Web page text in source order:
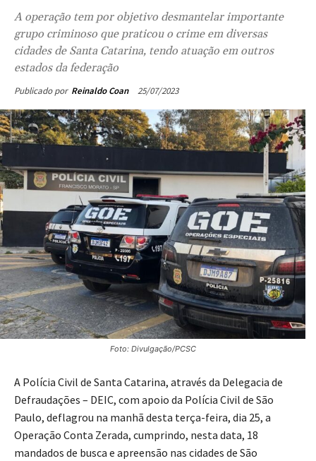
A operação tem por objetivo desmantelar importante
grupo criminoso que praticou o crime em diversas
cidades de Santa Catarina, tendo atuação em outros
estados da federação
Publicado por Reinaldo Coan 25/07/2023
Foto: Divulgação/PCSC
A Polícia Civil de Santa Catarina, através da Delegacia de
Defraudações – DEIC, com apoio da Polícia Civil de São
Paulo, deflagrou na manhã desta terça-feira, dia 25, a
Operação Conta Zerada, cumprindo, nesta data, 18
mandados de busca e apreensão nas cidades de São